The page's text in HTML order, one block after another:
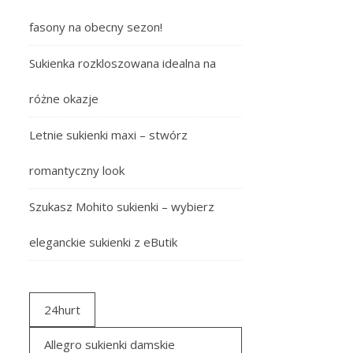
fasony na obecny sezon!
Sukienka rozkloszowana idealna na
różne okazje
Letnie sukienki maxi – stwórz
romantyczny look
Szukasz Mohito sukienki – wybierz
eleganckie sukienki z eButik
24hurt
Allegro sukienki damskie